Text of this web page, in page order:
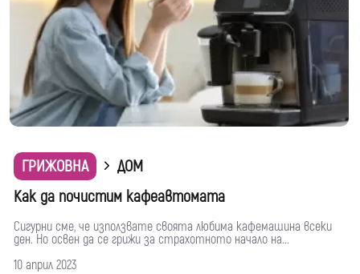
ГРИЖОВНА
ДОМ
Как да почистим кафеавтомата
Сигурни сме, че използвате своята любима кафемашина всеки
ден. Но освен да се грижи за страхотното начало на...
10 април 2023